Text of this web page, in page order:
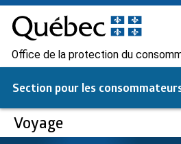
Office de la protection du
Section pour les
Voyage